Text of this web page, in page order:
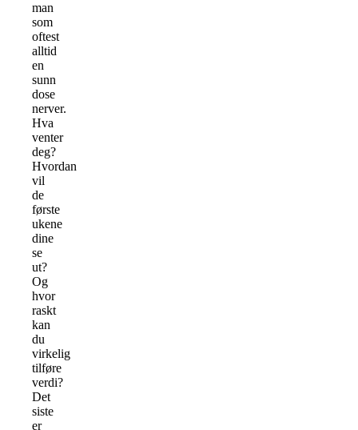
man
som
oftest
alltid
en
sunn
dose
nerver.
Hva
venter
deg?
Hvordan
vil
de
første
ukene
dine
se
ut?
Og
hvor
raskt
kan
du
virkelig
tilføre
verdi?
Det
siste
er